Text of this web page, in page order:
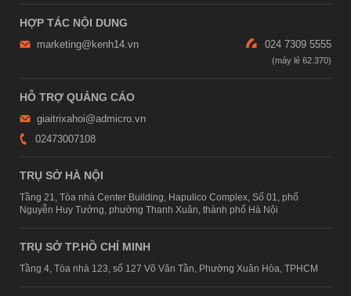
HỢP TÁC NỘI DUNG
marketing@kenh14.vn 024 7309 5555
HỖ TRỢ QUẢNG CÁO
giaitrixahoi@admicro.vn
02473007108
TRỤ SỞ HÀ NỘI
Tầng 21, Tòa nhà Center Building, Hapulico Complex, Số 01, phố
Nguyễn Huy Tưởng, phường Thanh Xuân, thành phố Hà Nội
TRỤ SỞ TP.HỒ CHÍ MINH
Tầng 4, Tòa nhà 123, số 127 Võ Văn Tần, Phường Xuân Hòa, TPHCM